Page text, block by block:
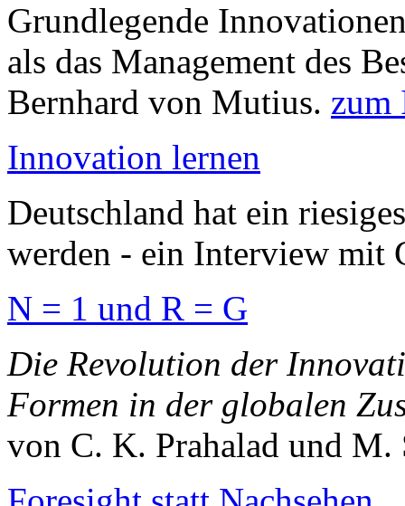
Grundlegende
als das Management des
Bernhard von Mutius. zum
Innovation lernen
Deutschland hat ein
werden - ein Interview mit
N = 1 und R = G
Die Revolution der
Formen in der globalen
von C. K. Prahalad und